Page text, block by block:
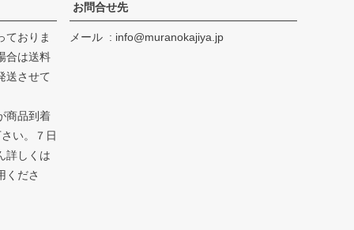
ておりま
合は送料
送させて
商品到着
い。７日
詳しくは
くださ
お問合せ先
メール info@muranokajiya.jp